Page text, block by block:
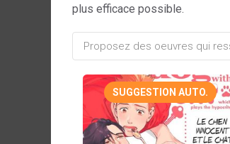
plus efficace possible.
SUGGESTION AUTO.